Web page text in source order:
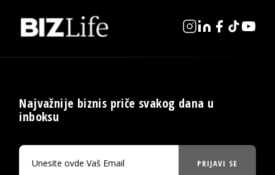
Najvažnije biznis priče svakog dana u
inboksu
PRIJAVI SE